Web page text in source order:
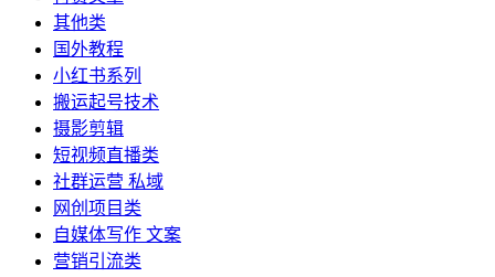
其他类
国外教程
小红书系列
搬运起号技术
摄影剪辑
短视频直播类
社群运营 私域
网创项目类
自媒体写作 文案
营销引流类